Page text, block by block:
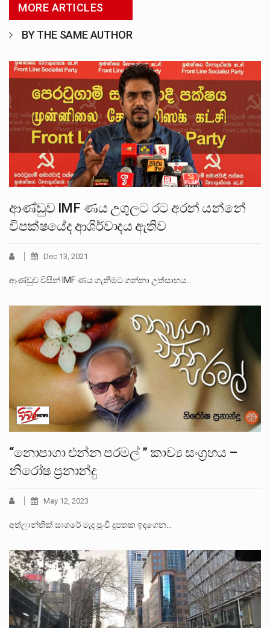
MORE ARTICLES
BY THE SAME AUTHOR
ආණ්ඩුව IMF ණය උගුලට රට අරන් යන්නේ
විපක්ෂයේද ආශිර්වාදය ඇතිව
Dec 13, 2021
ආණ්ඩුව විසින් IMF ණය ගැනීමට ගන්නා උත්සාහය…
“නොපාගා එන්න පරමල් ” කාව්‍ය සංග්‍රහය –
නිරෝෂ ප්‍රනාන්දු
May 12, 2023
අත්ලාන්තික් සාගරේ මැද පුංචි දූපතක ඉඳගෙන…